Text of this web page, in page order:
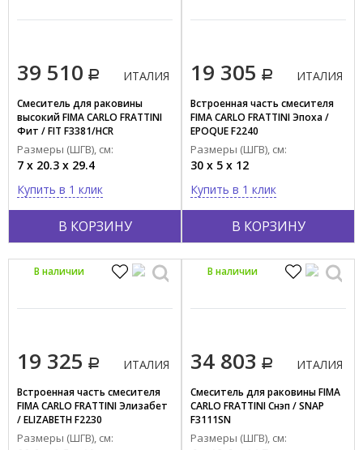
39 510
В КОРЗИНУ
ИТАЛИЯ
Смеситель для раковины
высокий FIMA CARLO FRATTINI
Фит / FIT F3381/HCR
Размеры (ШГВ), см:
7 x 20.3 x 29.4
Купить в 1 клик
19 305
В КОРЗИНУ
ИТАЛИЯ
Встроенная часть смесителя
FIMA CARLO FRATTINI Эпоха /
EPOQUE F2240
Размеры (ШГВ), см:
30 x 5 x 12
Купить в 1 клик
19 325 ИТАЛИЯ
Встроенная часть смесителя
FIMA CARLO FRATTINI Элизабет
/ ELIZABETH F2230
Размеры (ШГВ), см:
В наличии
34 803 ИТАЛИЯ
Смеситель для раковины FIMA
CARLO FRATTINI Снэп / SNAP
F3111SN
Размеры (ШГВ), см:
В наличии